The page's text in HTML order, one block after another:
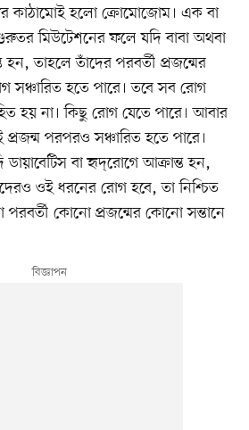
কাঠামোই হলো ক্রোমোজোম। এক বা
মিউটেশনের ফলে যদি বাবা অথবা
তাহলে তাঁদের পরবর্তী প্রজন্মের
সঞ্চারিত হতে পারে। তবে সব রোগ
হয় না। কিছু রোগ যেতে পারে। আবার
পরপরও সঞ্চারিত হতে পারে।
ডায়াবেটিস বা হৃদ্‌রোগে আক্রান্ত হন,
ওই ধরনের রোগ হবে, তা নিশ্চিত
কোনো প্রজন্মের কোনো সন্তানে